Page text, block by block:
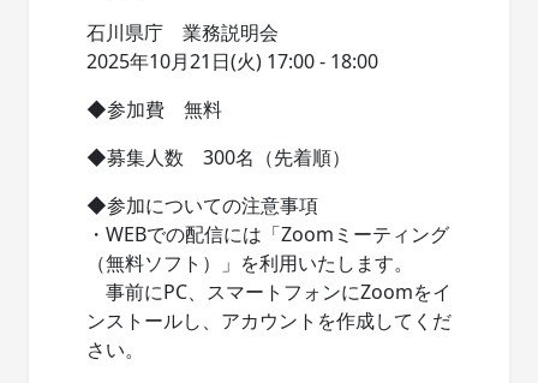
石川県庁 業務説明会
2025年10月21日(火) 17:00 - 18:00
◆参加費 無料
◆募集人数 300名（先着順）
◆参加についての注意事項
・WEBでの配信には「Zoomミーティング
（無料ソフト）」を利用いたします。
事前にPC、スマートフォンにZoomをイ
ンストールし、アカウントを作成してくだ
さい。